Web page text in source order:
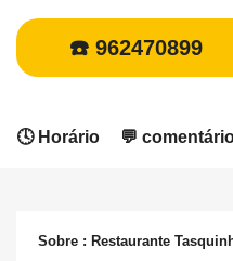
☎️ 962470899
🕓 Horário 💬
Sobre : Restaurante